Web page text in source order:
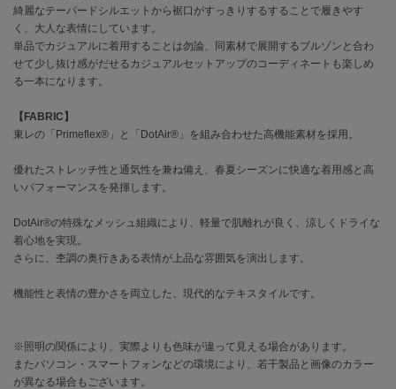
コール ハーン
CONVERSE
コンバース
DANSKIN
ダンスキン
エイミー イストワール
emmi
emmi yoga
エミヨガ
綺麗なテーパードシルエットから裾口がすっきりするすることで履きやす
く、大人な表情にしています。
単品でカジュアルに着用することは勿論、同素材で展開するブルゾンと合わ
せて少し抜け感がだせるカジュアルセットアップのコーディネートも楽しめ
る一本になります。
【FABRIC】
東レの「Primeflex®」と「DotAir®」を組み合わせた高機能素材を採用。
優れたストレッチ性と通気性を兼ね備え、春夏シーズンに快適な着用感と高
いパフォーマンスを発揮します。
DotAir®の特殊なメッシュ組織により、軽量で肌離れが良く、涼しくドライな
着心地を実現。
さらに、杢調の奥行きある表情が上品な雰囲気を演出します。
機能性と表情の豊かさを両立した、現代的なテキスタイルです。
※照明の関係により、実際よりも色味が違って見える場合があります。
またパソコン・スマートフォンなどの環境により、若干製品と画像のカラー
が異なる場合もございます。